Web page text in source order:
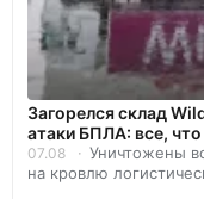
Загорелся склад
атаки БПЛА: все,
07.08
Уничтожены
на кровлю